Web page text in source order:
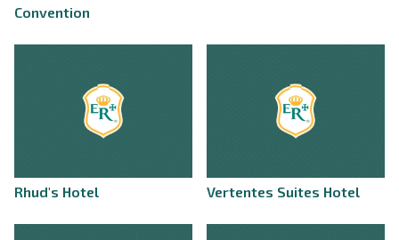
Convention
Rhud's Hotel Vertentes Suites Hotel